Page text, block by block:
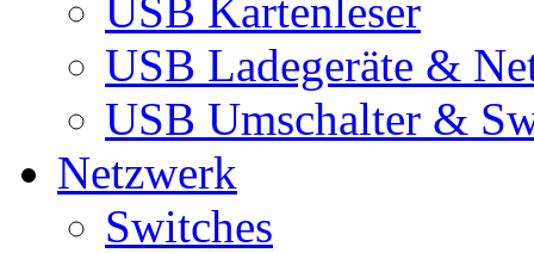
USB Kartenleser
USB Ladegeräte &
USB Umschalter &
Netzwerk
Switches